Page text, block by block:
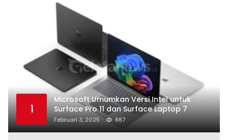
1
Microsoft Umumkan Versi Intel untuk
Surface Pro 11 dan Surface Laptop 7
Februari 3, 2025 887